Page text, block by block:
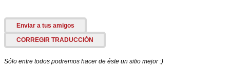
Enviar a tus amigos
CORREGIR TRADUCCIÓN
Sólo entre todos podremos hacer de éste un sitio mejor :)